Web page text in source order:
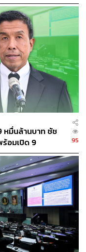
140
หมื่นล้านบาท ชัช
อมเปิด 9
95